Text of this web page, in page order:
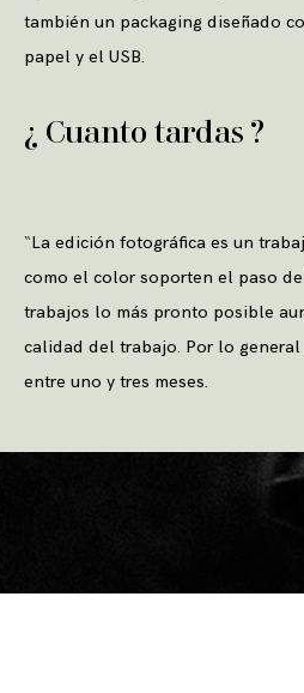
“La edición fotográfica es un
como el color soporten el paso
trabajos lo más pronto posible
calidad del trabajo. Por lo
entre uno y tres meses.
¿ Cuanto tardas ?
también un packaging diseñado
papel y el USB.